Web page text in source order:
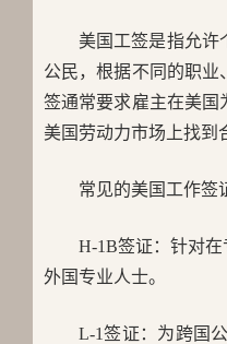
美国工签是指允许
公民，根据不同的职业
签通常要求雇主在美国
美国劳动力市场上找到
常见的美国工作签
H-1B签证：针对
外国专业人士。
L-1签证：为跨国